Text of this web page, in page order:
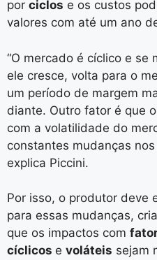
por ciclos e os custos
valores com até um ano
“O mercado é cíclico e se
ele cresce, volta para o
um período de margem
diante. Outro fator é que
com a volatilidade do
constantes mudanças
explica Piccini.
Por isso, o produtor deve
para essas mudanças,
que os impactos com
cíclicos e voláteis sejam